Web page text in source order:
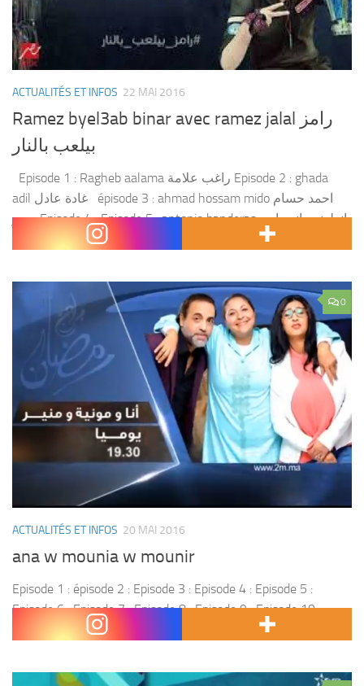
ACTUALITÉS ET INFOS 22 MAI 2016
Ramez byel3ab binar avec ramez jalal رامز
بيلعب بالنار
Episode 1 : Ragheb aalama راغب علامة Episode 2 : ghada
adil غادة عادل épisode 3 : ahmad hossam mido احمد حسام
ميدو Episode 4 : Episode 5 : antonio banderas انطونيو بانديراس
Episode 6 :...
0
ACTUALITÉS ET INFOS 20 MAI 2016
ana w mounia w mounir
Episode 1 : épisode 2 : Episode 3 : Episode 4 : Episode 5 :
Episode 6 : Episode 7 : Episode 8 : Episode 9 : Episode 10 :
Episode 11 : Episode...